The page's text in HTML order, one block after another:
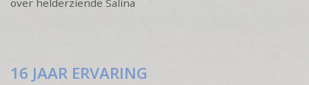
over helderziende Salina
16 JAAR ERVARING